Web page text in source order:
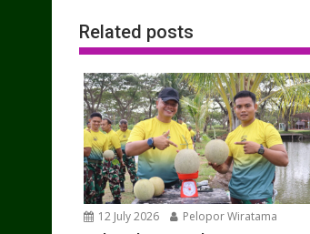
Related posts
12 July 2026 Pelopor Wiratama